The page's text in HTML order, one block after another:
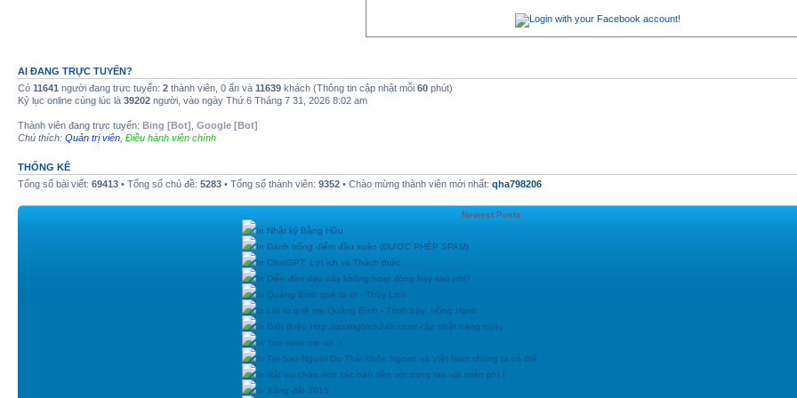
AI ĐANG TRỰC TUYẾN?
Có 11641 người đang trực tuyến: 2 thành viên, 0 ẩn và 11639 khách (Thông tin cập nhật mỗi 60 phút)
Kỷ lục online cùng lúc là 39202 người, vào ngày Thứ 6 Tháng 7 31, 2026 8:02 am
Thành viên đang trực tuyến: Bing [Bot] Google [Bot]
Chú thích: Quản trị viên Điều hành viên chính
THỐNG KÊ
Tổng số bài viết: 69413 • Tổng số chủ đề: 5283 • Tổng số thành viên: 9352 • Chào mừng thành viên mới nhất: qha798206
Newest Posts
In Nhật ký Bằng Hữu
In Đánh trống điểm đầu xuân (ĐƯỢC PHÉP SPAM)
In ChatGPT: Lợi ích và Thách thức
In Diễn đàn dạo này không hoạt động hay sao nhỉ?
In Quảng Bình quê ta ơi - Thùy Linh
In Lời ru quê mẹ Quảng Bình - Trình bày: Hồng Hạnh
In Giới thiệu Http://quangbinh24h.com/ cập nhật hàng ngày
In You raise me up :)
In Tại Sao Người Do Thái Khôn Ngoan và Việt Nam chúng ta có thể
In Rất vui chào đón các bạn đền với trang rao vặt miễn phí !
In Xông đất 2015